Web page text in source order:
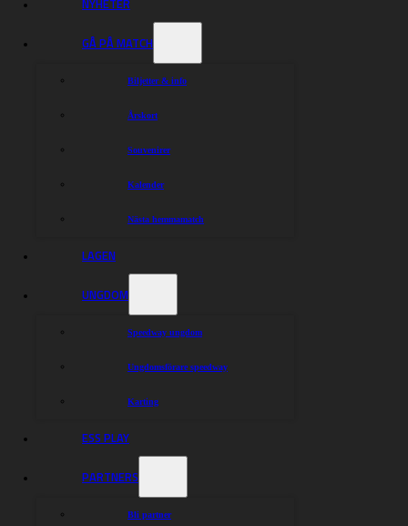
GÅ PÅ MATCH
Biljetter & info
Årskort
Souvenirer
Kalender
Nästa hemmamatch
LAGEN
UNGDOM
Speedway ungdom
Ungdomsförare speedway
Karting
ESS PLAY
PARTNERS
Bli partner